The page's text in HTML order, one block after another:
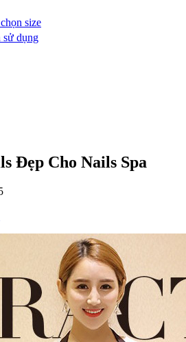
size
sử dụng
Đẹp Cho Nails Spa